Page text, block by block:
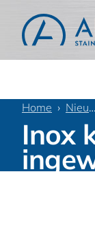
Home Nieuws
Inox